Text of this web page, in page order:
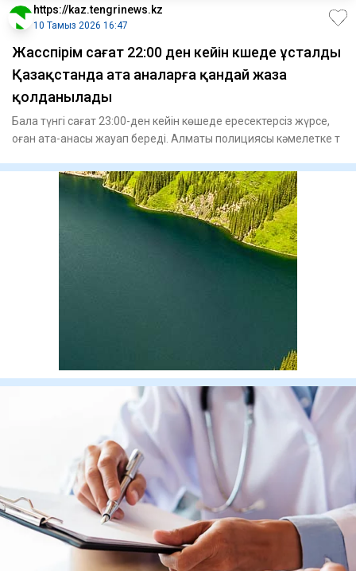
https://kaz.tengrinews.kz
10 Тамыз 2026 16:47
Жасөспірім сағат 22:00 ден кейін көшеде ұсталды
Қазақстанда ата аналарға қандай жаза
қолданылады
Бала түнгі сағат 23:00-ден кейін көшеде ересектерсіз жүрсе,
оған ата-анасы жауап береді. Алматы полициясы кәмелетке т